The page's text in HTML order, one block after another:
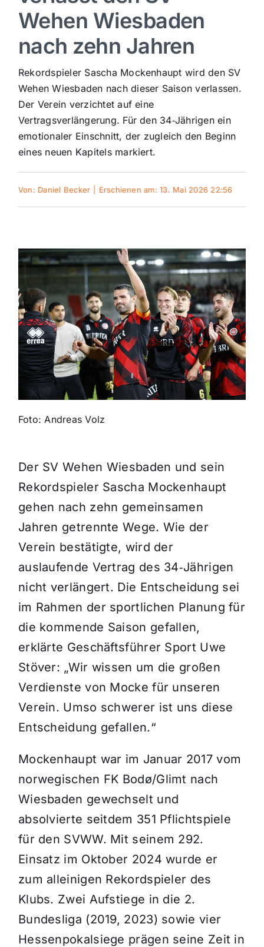
Sport
Panorama
Mein Stadtteil
Galerie
Polizeimeldungen
Themen und Termine
Gewinnspiele
Wehen Wiesbaden
nach zehn Jahren
Rekordspieler Sascha Mockenhaupt wird den SV
Wehen Wiesbaden nach dieser Saison verlassen.
Der Verein verzichtet auf eine
Vertragsverlängerung. Für den 34‑Jährigen ein
emotionaler Einschnitt, der zugleich den Beginn
eines neuen Kapitels markiert.
Von: Daniel Becker Erschienen am: 13. Mai 2026 22:56
Foto: Andreas Volz
Der SV Wehen Wiesbaden und sein
Rekordspieler Sascha Mockenhaupt
gehen nach zehn gemeinsamen
Jahren getrennte Wege. Wie der
Verein bestätigte, wird der
auslaufende Vertrag des 34‑Jährigen
nicht verlängert. Die Entscheidung sei
im Rahmen der sportlichen Planung für
die kommende Saison gefallen,
erklärte Geschäftsführer Sport Uwe
Stöver: „Wir wissen um die großen
Verdienste von Mocke für unseren
Verein. Umso schwerer ist uns diese
Entscheidung gefallen.“
Mockenhaupt war im Januar 2017 vom
norwegischen FK Bodø/Glimt nach
Wiesbaden gewechselt und
absolvierte seitdem 351 Pflichtspiele
für den SVWW. Mit seinem 292.
Einsatz im Oktober 2024 wurde er
zum alleinigen Rekordspieler des
Klubs. Zwei Aufstiege in die 2.
Bundesliga (2019, 2023) sowie vier
Hessenpokalsiege prägen seine Zeit in